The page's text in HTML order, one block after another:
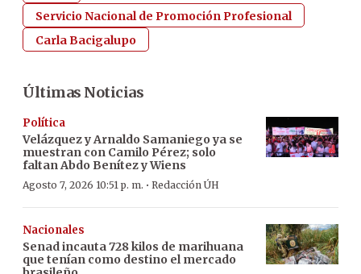
Servicio Nacional de Promoción Profesional
Carla Bacigalupo
Últimas Noticias
Política
Velázquez y Arnaldo Samaniego ya se
muestran con Camilo Pérez; solo
faltan Abdo Benítez y Wiens
Agosto 7, 2026 10:51 p. m. · Redacción ÚH
Nacionales
Senad incauta 728 kilos de marihuana
que tenían como destino el mercado